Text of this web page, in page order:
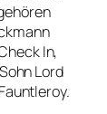
In,
Lord